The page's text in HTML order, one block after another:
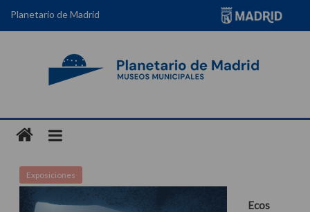
Planetario de Madrid
Exposiciones
Ecos